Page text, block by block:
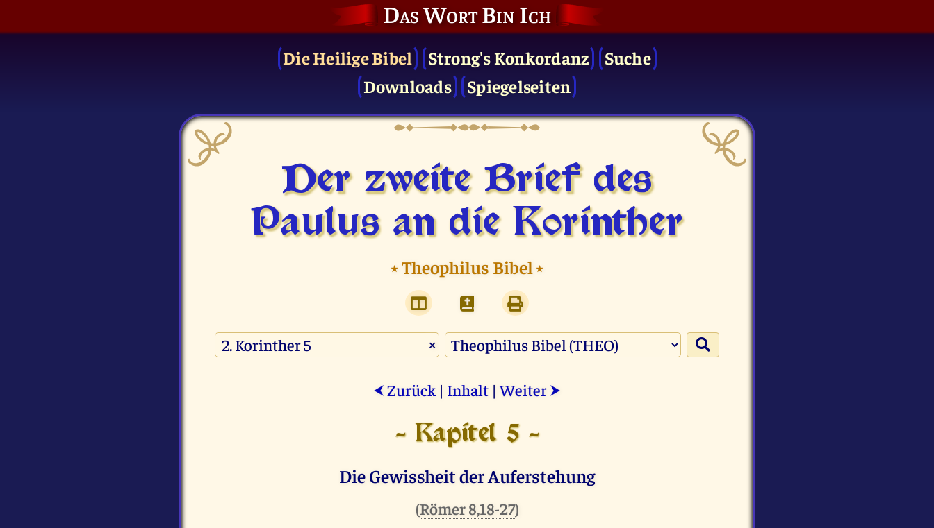
Das Wort Bin Ich
Die Heilige Bibel Strong's Konkordanz
Suche
Downloads
Spiegelseiten
Der zweite Brief des
Paulus an die Korinther
⭑Theophilus Bibel⭑
×
⮜ Zurück | Inhalt |Weiter ⮞
- Kapitel 5 -
Die Gewissheit der Auferstehung
(Römer 8,18-27)